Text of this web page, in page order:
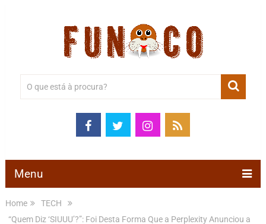
Menu
Home
TECH
“Quem Diz ‘SIUUU’?”: Foi Desta Forma Que a Perplexity Anunciou a